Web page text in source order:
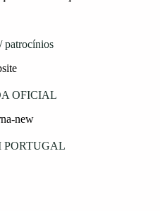
patrocínios
OFICIAL
PORTUGAL